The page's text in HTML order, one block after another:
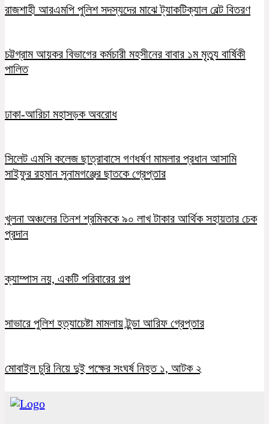
রাজশাহী আরএমপি পুলিশ সদস্যদের মাঝে ট্যাকটিক্যাল বেল্ট বিতরণ
চট্টগ্রাম আয়কর বিভাগের কর্মচারী মহসীনের বাবার ১ম মৃত্যু বার্ষিকী
পালিত
ঢাকা-আরিচা মহাসড়ক অবরোধ
সিলেট এমসি কলেজ ছাত্রাবাসে গণধর্ষণ মামলার প্রধান আসামি
সাইফুর রহমান সুনামগঞ্জের ছাতকে গ্রেপ্তার
খুলনা অঞ্চলের তিনশ শ্রমিককে ৯০ লাখ টাকার আর্থিক সহায়তার চেক
প্রদান
ক্যাম্পাস নয়, একটি পরিবারের গল্প
সাভারে পুলিশ হত্যাচেষ্টা মামলায় টুন্ডা আরিফ গ্রেপ্তার
মোবাইল চুরি নিয়ে দুই পক্ষের সংঘর্ষ নিহত ১, আটক ২